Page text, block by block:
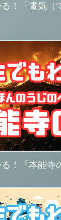
！「電気（
！「本能寺